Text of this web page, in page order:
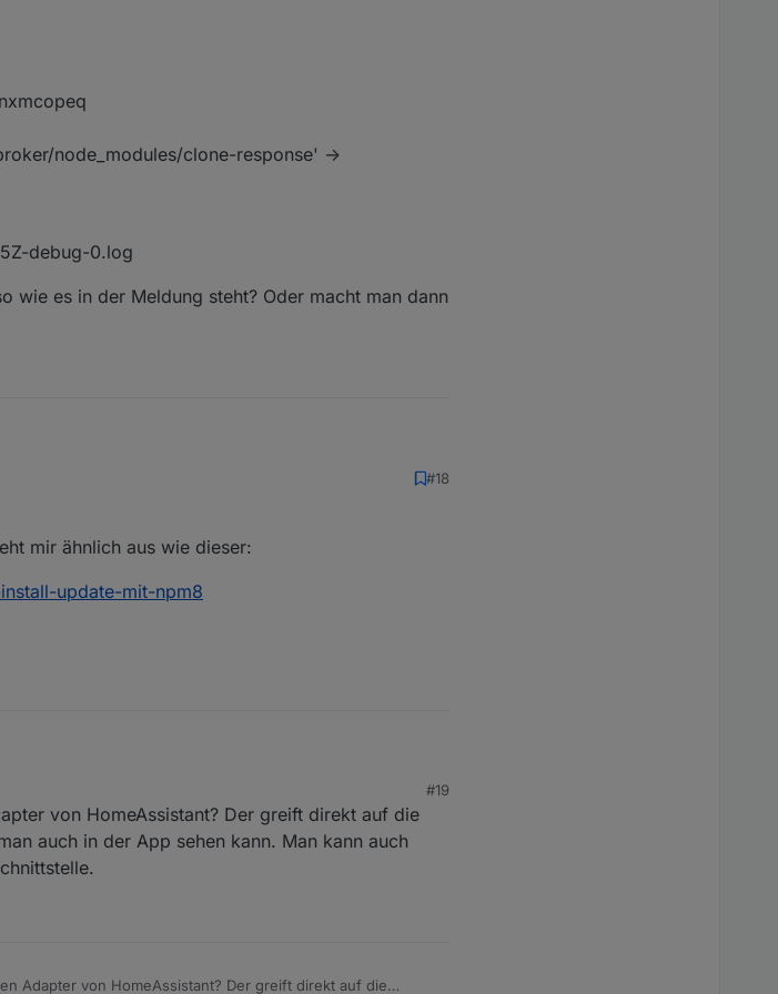
node_modules/clone-response' ->
debug-0.log
wie es in der Meldung steht? Oder macht man dann
nxmcopeq
iobroker/node_modules/clone-response' ->
#18
mir ähnlich aus wie dieser:
update-mit-npm8
sieht mir ähnlich aus wie dieser:
install-update-mit-npm8
#19
von HomeAssistant? Der greift direkt auf die
auch in der App sehen kann. Man kann auch
Adapter von HomeAssistant? Der greift direkt auf die